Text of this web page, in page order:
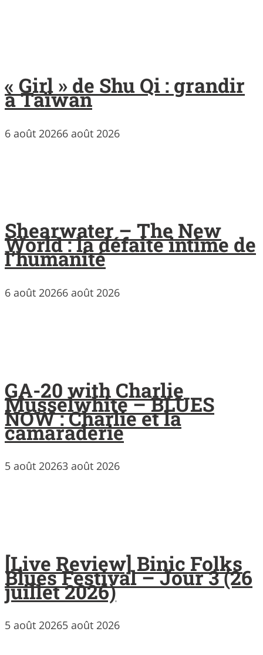
« Girl » de Shu Qi : grandir
à Taïwan
6 août 20266 août 2026
Shearwater – The New
World : la défaite intime de
l’humanité
6 août 20266 août 2026
GA-20 with Charlie
Musselwhite – BLUES
NOW : Charlie et la
camaraderie
5 août 20263 août 2026
[Live Review] Binic Folks
Blues Festival – Jour 3 (26
juillet 2026)
5 août 20265 août 2026